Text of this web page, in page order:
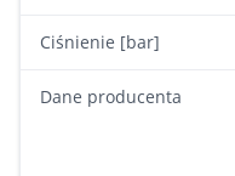
Ciśnienie [bar]
Dane producenta